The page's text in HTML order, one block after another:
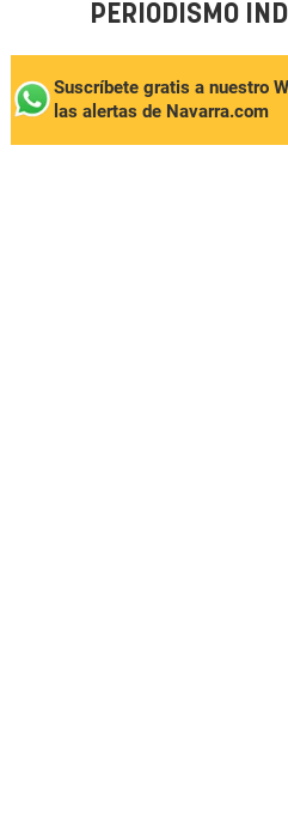
PERIODISMO
Suscríbete gratis a nuestro
las alertas de Navarra.com